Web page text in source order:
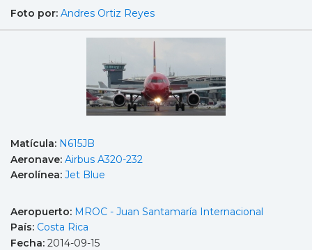
Foto por: Andres Ortiz Reyes
Matícula: N615JB
Aeronave: Airbus A320-232
Aerolínea: Jet Blue
Aeropuerto: MROC - Juan Santamaría Internacional
País: Costa Rica
Fecha: 2014-09-15